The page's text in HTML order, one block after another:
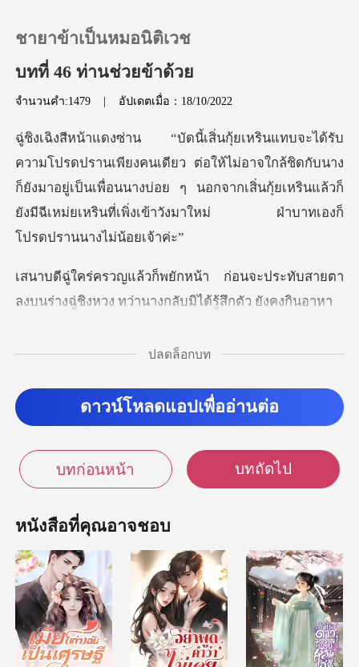
เติมเงิน
ประวัติการอ่าน
ดาวน์โหลดแอป
ชายาข้าเป็นหมอนิติเวช
บทที่ 46 ท่านช่วยข้าด้วย
จำนวนคำ:1479 | อัปเดตเมื่อ：18/10/2022
ต่อให้ไม่อาจใกล้ชิดกับนาง
ก็ยังมาอยู่เป็นเพื่อนนางบ่อย ๆ นอกจากเสิ่นกุ้ยเหรินแล
อนจะประทับสายตา
ลงบนร่างฉู่ชิงหวง ทว
ปลดล็อกบท
ดาวน์โหลดแอปเพื่ออ่านต่อ
บทก่อนหน้า บทถัดไป
หนังสือที่คุณอาจชอบ